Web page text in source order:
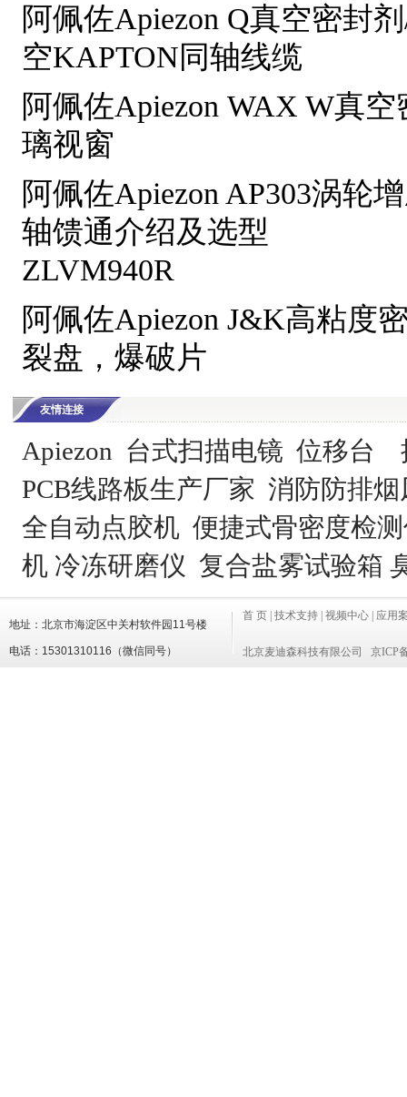
阿佩佐Apiezon Q真空密封
空KAPTON同轴线缆
阿佩佐Apiezon WAX W真
璃视窗
阿佩佐Apiezon AP303涡轮
轴馈通介绍及选型
ZLVM940R
阿佩佐Apiezon J&K高粘度
裂盘，爆破片
友情连接
Apiezon 台式扫描电镜 位移台
PCB线路板生产厂家 消防防排烟
全自动点胶机 便捷式骨密度检
机 冷冻研磨仪 复合盐雾试验箱
地址：北京市海淀区中关村软件园11号楼
电话：15301310116（微信同号）
首 页 | 技术支持 | 视频中心 | 应用
北京麦迪森科技有限公司 京ICP